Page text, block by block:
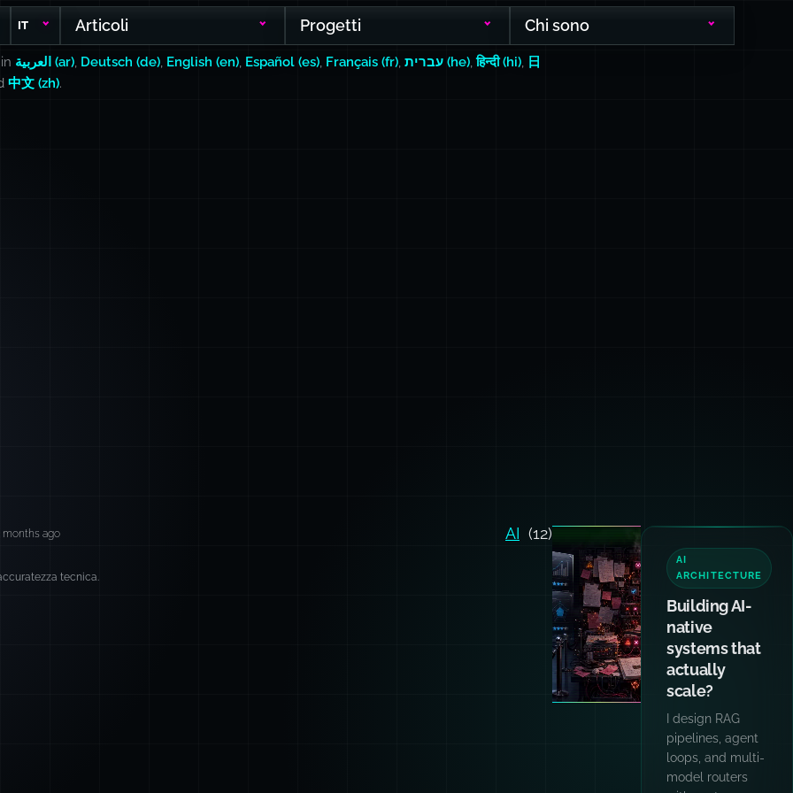
IT Articoli Progetti Chi sono
العربية (ar) Deutsch (de) English (en) Español (es) Français (fr) עברית (he) ,हिन्दी (hi)
日
中文 (zh).
months ago AI (12)
tecnica.
AI
ARCHITECTURE
Building AI-
native
systems that
actually
scale?
I design RAG
pipelines, agent
loops, and multi-
model routers